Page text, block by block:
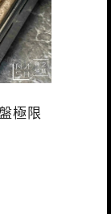
極限